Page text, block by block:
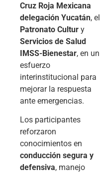
Cruz Roja Mexicana
delegación Yucatán, el
Patronato Cultur y
Servicios de Salud
IMSS-Bienestar, en un
esfuerzo
interinstitucional para
mejorar la respuesta
ante emergencias.
Los participantes
reforzaron
conocimientos en
conducción segura y
defensiva, manejo